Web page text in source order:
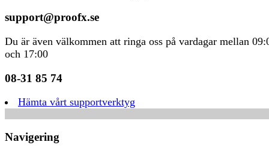
support@proofx.se
Du är även välkommen att ringa oss på vardagar mellan
och 17:00
08-31 85 74
Hämta vårt supportverktyg
Navigering